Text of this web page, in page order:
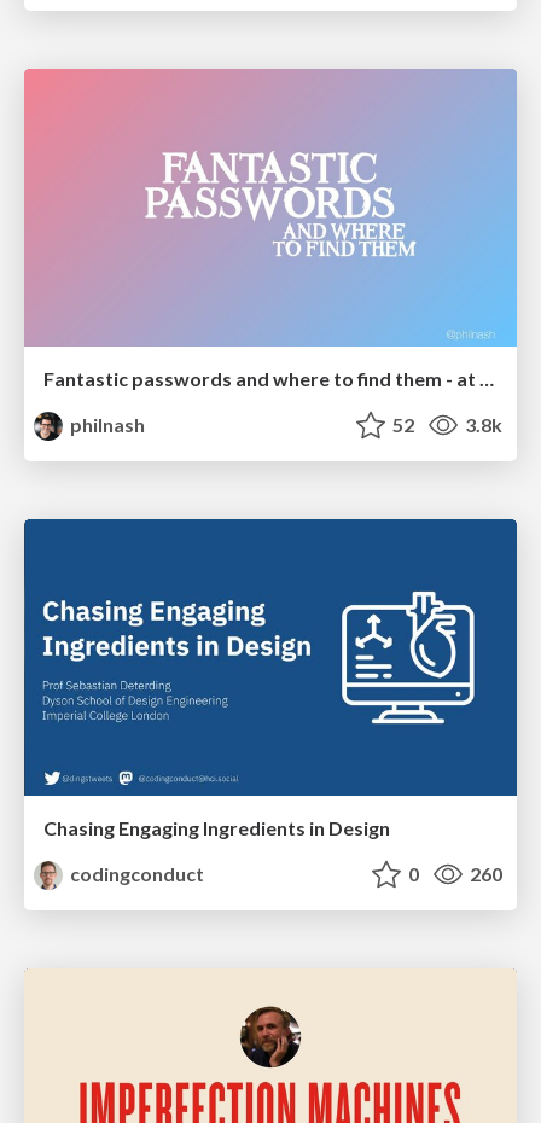
Fantastic passwords and where to find them - at NoRuKo
philnash
52 3.8k
Chasing Engaging Ingredients in Design
codingconduct
0 260